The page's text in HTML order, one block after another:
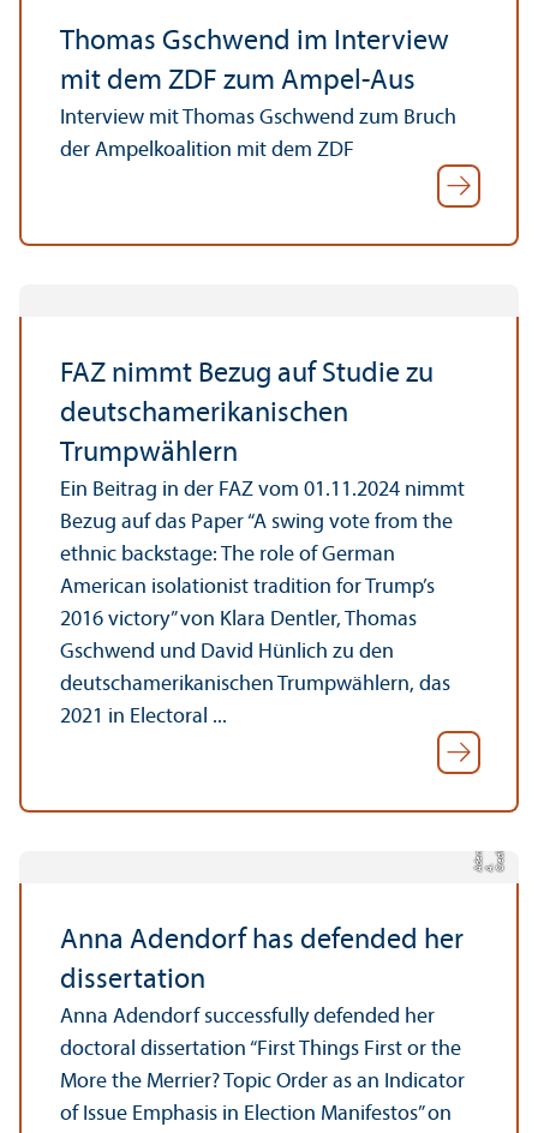
Thomas Gschwend im Interview
mit dem ZDF zum Ampel-Aus
Interview mit Thomas Gschwend zum Bruch
der Ampelkoalition mit dem ZDF
FAZ nimmt Bezug auf Studie zu
deutschamerikanischen
Trumpwählern
Ein Beitrag in der FAZ vom 01.11.2024 nimmt
Bezug auf das Paper “A swing vote from the
ethnic backstage: The role of German
American isolationist tradition for Trump’s
2016 victory” von Klara Dentler, Thomas
Gschwend und David Hünlich zu den
deutschamerikanischen Trumpwählern, das
2021 in Electoral ...
C
r e
di
t:
A. A
d e
n
d
o
rf
Anna Adendorf has defended her
dissertation
Anna Adendorf successfully defended her
doctoral dissertation “First Things First or the
More the Merrier? Topic Order as an Indicator
of Issue Emphasis in Election Manifestos” on